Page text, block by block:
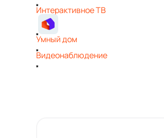
Интерактивное ТВ
Умный дом
Видеонаблюдение